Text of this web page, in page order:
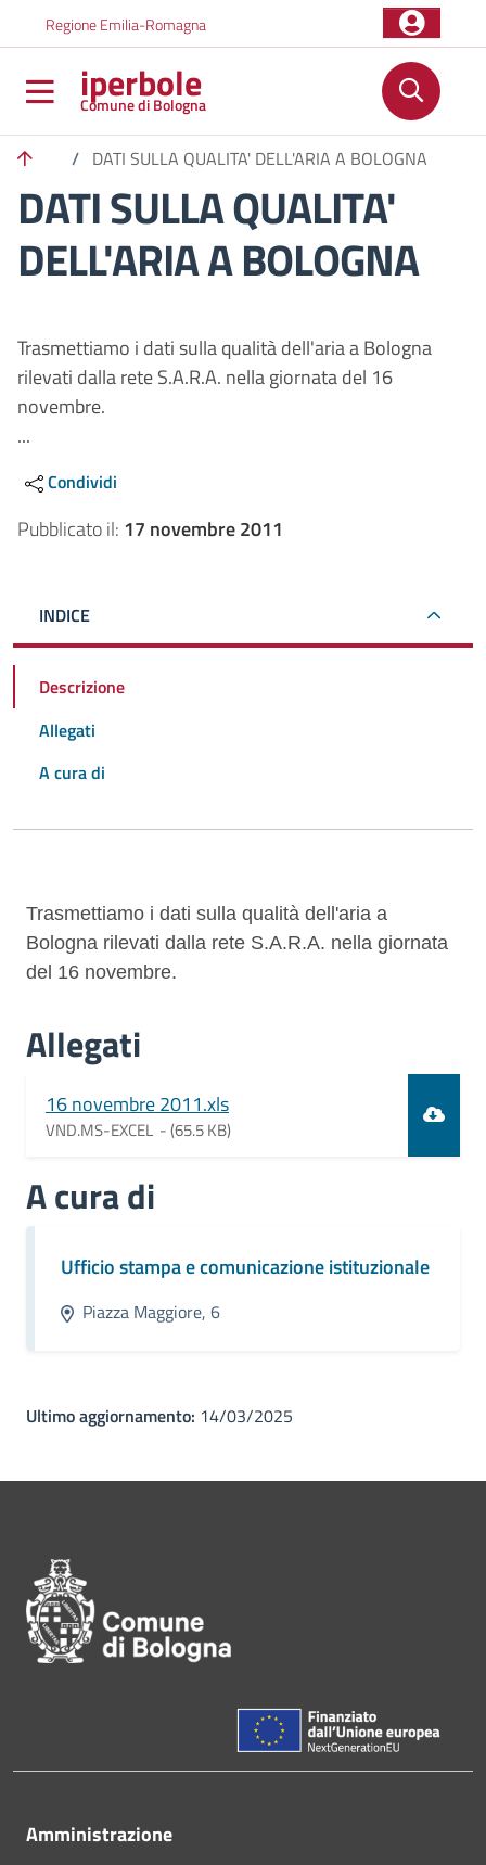
Regione Emilia-Romagna
iperbole
Comune di Bologna
/ DATI SULLA QUALITA' DELL'ARIA A BOLOGNA
DATI SULLA QUALITA'
DELL'ARIA A BOLOGNA
Trasmettiamo i dati sulla qualità dell'aria a Bologna
rilevati dalla rete S.A.R.A. nella giornata del 16
novembre.
...
Condividi
Pubblicato il: 17 novembre 2011
INDICE
Descrizione
Allegati
A cura di
Descrizione
Trasmettiamo i dati sulla qualità dell'aria a
Bologna rilevati dalla rete S.A.R.A. nella giornata
del 16 novembre.
Allegati
16 novembre 2011.xls
VND.MS-EXCEL -(65.5 KB)
A cura di
Ufficio stampa e comunicazione istituzionale
Piazza Maggiore, 6
Ultimo aggiornamento: 14/03/2025
Amministrazione